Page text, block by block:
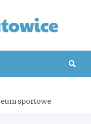
sportowe